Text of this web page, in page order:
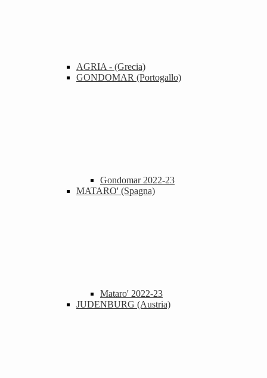
AGRIA - (Grecia)
GONDOMAR (Portogallo)
Gondomar 2022-23
MATARO' (Spagna)
Mataro' 2022-23
JUDENBURG (Austria)